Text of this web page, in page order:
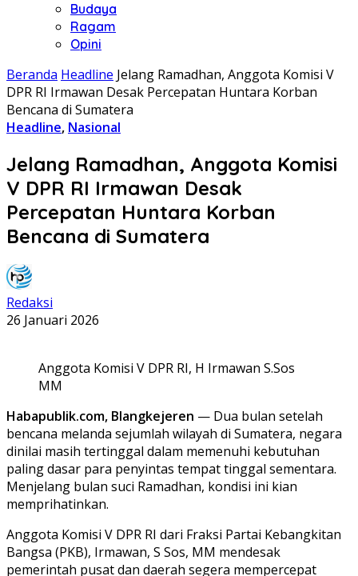
Budaya
Ragam
Opini
Beranda Headline Jelang Ramadhan, Anggota Komisi V
DPR RI Irmawan Desak Percepatan Huntara Korban
Bencana di Sumatera
Headline, Nasional
Jelang Ramadhan, Anggota Komisi
V DPR RI Irmawan Desak
Percepatan Huntara Korban
Bencana di Sumatera
Redaksi
26 Januari 2026
Anggota Komisi V DPR RI, H Irmawan S.Sos
MM
Habapublik.com, Blangkejeren — Dua bulan setelah
bencana melanda sejumlah wilayah di Sumatera, negara
dinilai masih tertinggal dalam memenuhi kebutuhan
paling dasar para penyintas tempat tinggal sementara.
Menjelang bulan suci Ramadhan, kondisi ini kian
memprihatinkan.
Anggota Komisi V DPR RI dari Fraksi Partai Kebangkitan
Bangsa (PKB), Irmawan, S Sos, MM mendesak
pemerintah pusat dan daerah segera mempercepat